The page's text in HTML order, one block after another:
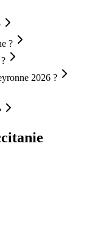
?
2026 ?